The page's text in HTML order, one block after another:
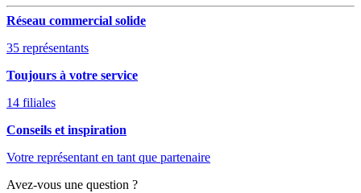
Réseau commercial solide
35 représentants
Toujours à votre service
14 filiales
Conseils et inspiration
Votre représentant en tant que partenaire
Avez-vous une question ?